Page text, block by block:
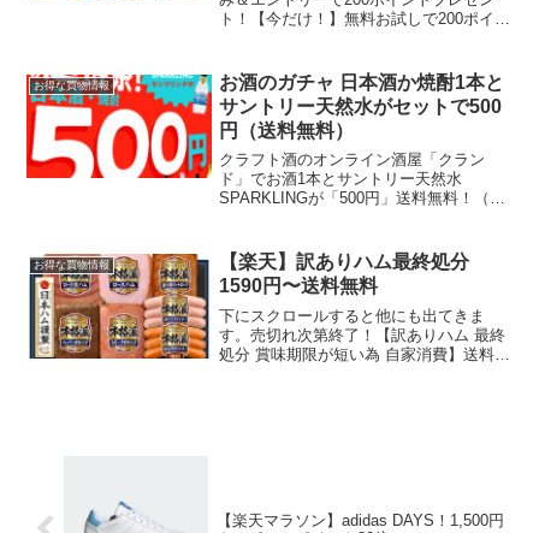
ト！【今だけ！】無料お試しで200ポイン
日以内なら無料で試せてポイントももら
えます！J-P...
お得な買物情報
お酒のガチャ 日本酒か焼酎1本と
サントリー天然水がセットで500
円（送料無料）
クラフト酒のオンライン酒屋「クラン
ド」でお酒1本とサントリー天然水
SPARKLINGが「500円」送料無料！（地
本酒か焼酎かジャンルを選ぶだけ。厳選
したお酒からラ...
お得な買物情報
【楽天】訳ありハム最終処分
1590円〜送料無料
下にスクロールすると他にも出てきま
す。売切れ次第終了！【訳ありハム 最終
処分 賞味期限が短い為 自家消費】送料無
【楽天マラソン】adidas DAYS！1,500円